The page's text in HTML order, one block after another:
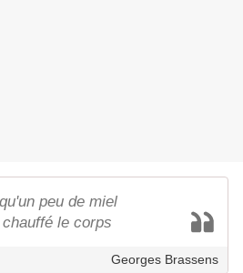
peu de miel
le corps
Georges Brassens